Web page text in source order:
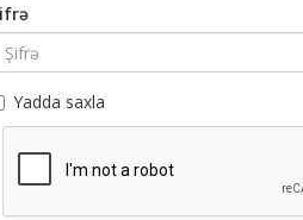
Yadda saxla